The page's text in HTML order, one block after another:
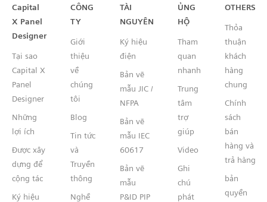
Capital™ X Panel Designer
Capital
X Panel
Designer
Tại sao
Capital X
Panel
Designer
Những
lợi ích
Được xây
dựng để
cộng tác
Ký hiệu
CÔNG
TY
Giới
thiệu
về
chúng
tôi
Blog
Tin tức
và
Truyền
thông
Nghề
TÀI
NGUYÊN
Ký hiệu
điện
Bản vẽ
mẫu JIC /
NFPA
Bản vẽ
mẫu IEC
60617
Bản vẽ
mẫu
P&ID PIP
ỦNG
HỘ
Tham
quan
nhanh
Trung
tâm
trợ
giúp
Video
Ghi
chú
phát
OTHERS
Thỏa
thuận
khách
hàng
chung
Chính
sách
bán
hàng và
trả hàng
bản
quyền